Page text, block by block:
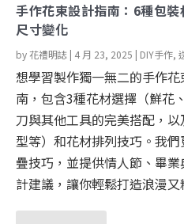
手作花束設計指南：6種包
尺寸變化
by花禮明誌 | 4 月 23, 2025 | DIY手作,
想學習製作獨一無二的手作
南，包含3種花材選擇（鮮花
刀與其他工具的完美搭配，
型等）和花材排列技巧。我
疊技巧，並提供情人節、畢
計建議，讓你輕鬆打造浪漫又